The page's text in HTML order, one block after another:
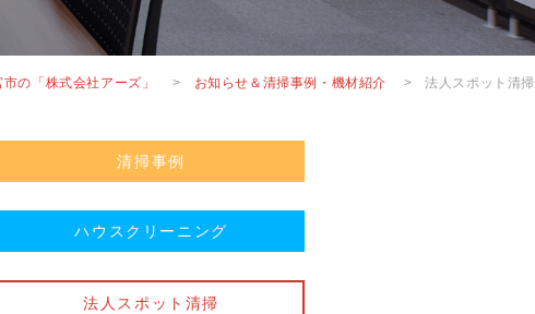
の「株式会社アーズ」 > お知らせ＆清掃事例・機材紹介 > 法人スポット清掃
清掃事例
ハウスクリーニング
法人スポット清掃